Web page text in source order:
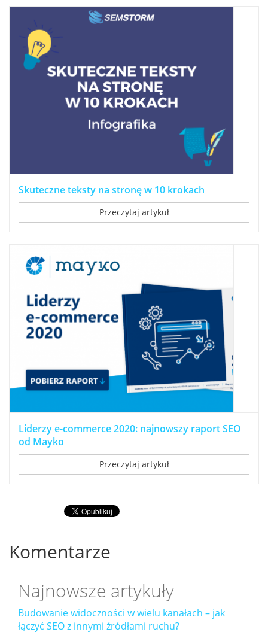
Skuteczne teksty na stronę w 10 krokach
Przeczytaj artykuł
Liderzy e-commerce 2020: najnowszy raport SEO
od Mayko
Przeczytaj artykuł
Komentarze
Najnowsze artykuły
Budowanie widoczności w wielu kanałach – jak
łączyć SEO z innymi źródłami ruchu?